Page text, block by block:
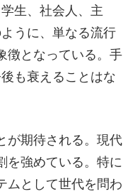
生、社会人、主
うに、単なる流行
徴となっている。手
も衰えることはな
が期待される。現代
を強めている。特に
ムとして世代を問わ